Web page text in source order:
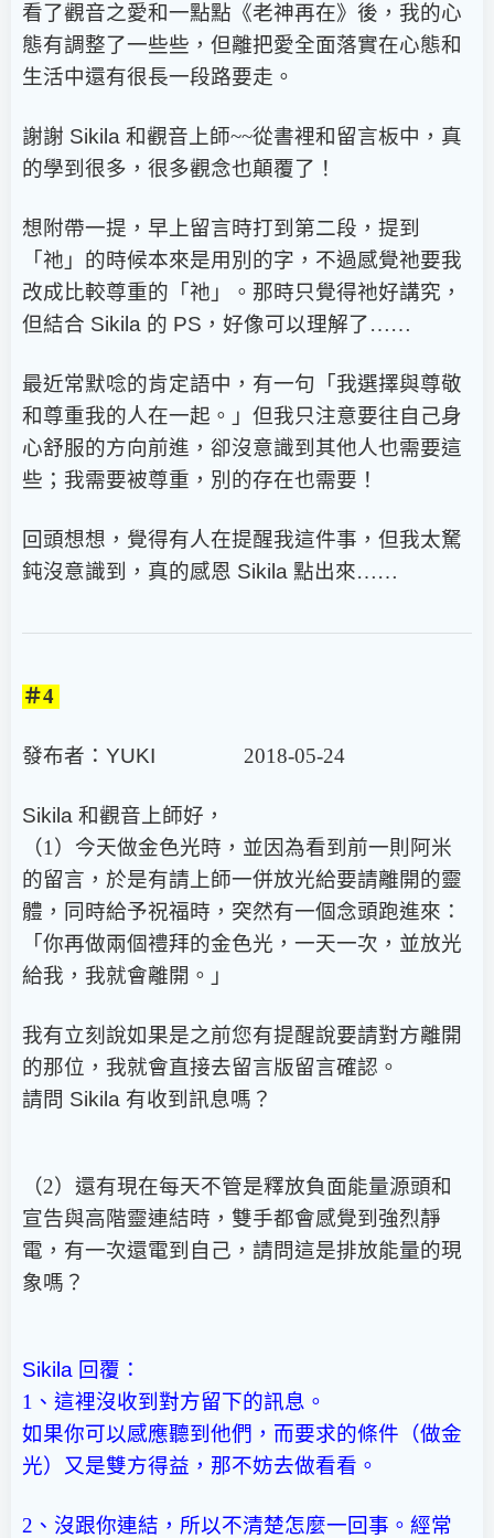
看了觀音之愛和一點點《老神再在》後，我的心
態有調整了一些些，但離把愛全面落實在心態和
生活中還有很長一段路要走。
謝謝 Sikila 和觀音上師~~從書裡和留言板中，真
的學到很多，很多觀念也顛覆了！
想附帶一提，早上留言時打到第二段，提到
「祂」的時候本來是用別的字，不過感覺祂要我
改成比較尊重的「祂」。那時只覺得祂好講究，
但結合 Sikila 的 PS ，好像可以理解了……
最近常默唸的肯定語中，有一句「我選擇與尊敬
和尊重我的人在一起。」但我只注意要往自己身
心舒服的方向前進，卻沒意識到其他人也需要這
些；我需要被尊重，別的存在也需要！
回頭想想，覺得有人在提醒我這件事，但我太駑
鈍沒意識到，真的感恩 Sikila 點出來……
＃4
發布者： YUKI 2018-05-24
Sikila 和觀音上師好，
（1）今天做金色光時，並因為看到前一則阿米
的留言，於是有請上師一併放光給要請離開的靈
體，同時給予祝福時，突然有一個念頭跑進來：
「你再做兩個禮拜的金色光，一天一次，並放光
給我，我就會離開。」
我有立刻說如果是之前您有提醒說要請對方離開
的那位，我就會直接去留言版留言確認。
請問 Sikila 有收到訊息嗎？
（2）還有現在每天不管是釋放負面能量源頭和
宣告與高階靈連結時，雙手都會感覺到強烈靜
電，有一次還電到自己，請問這是排放能量的現
象嗎？
Sikila 回覆：
1、這裡沒收到對方留下的訊息。
如果你可以感應聽到他們，而要求的條件（做金
光）又是雙方得益，那不妨去做看看。
2、沒跟你連結，所以不清楚怎麼一回事。 經常